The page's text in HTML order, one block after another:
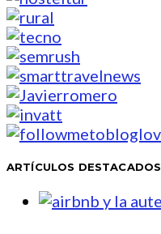
ARTÍCULOS DESTACADOS